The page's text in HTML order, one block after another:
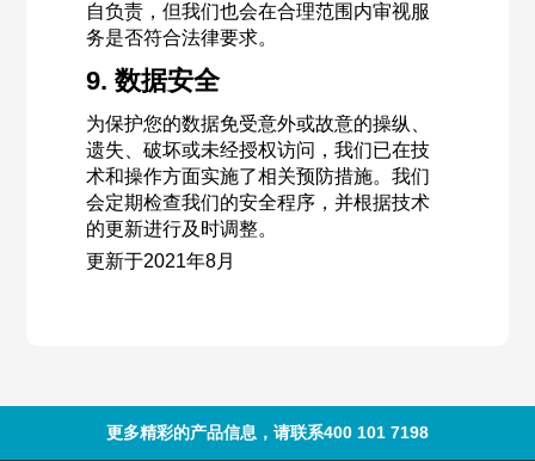
自负责，但我们也会在合理范围内审视服
务是否符合法律要求。
9. 数据安全
为保护您的数据免受意外或故意的操纵、
遗失、破坏或未经授权访问，我们已在技
术和操作方面实施了相关预防措施。我们
会定期检查我们的安全程序，并根据技术
的更新进行及时调整。
更新于2021年8月
更多精彩的产品信息，请联系400 101 7198